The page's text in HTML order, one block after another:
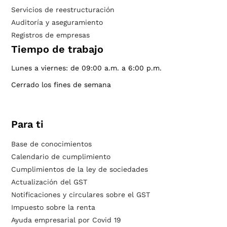
Servicios de reestructuración
Auditoría y aseguramiento
Registros de empresas
Tiempo de trabajo
Lunes a viernes: de 09:00 a.m. a 6:00 p.m.
Cerrado los fines de semana
Para ti
Base de conocimientos
Calendario de cumplimiento
Cumplimientos de la ley de sociedades
Actualización del GST
Notificaciones y circulares sobre el GST
Impuesto sobre la renta
Ayuda empresarial por Covid 19